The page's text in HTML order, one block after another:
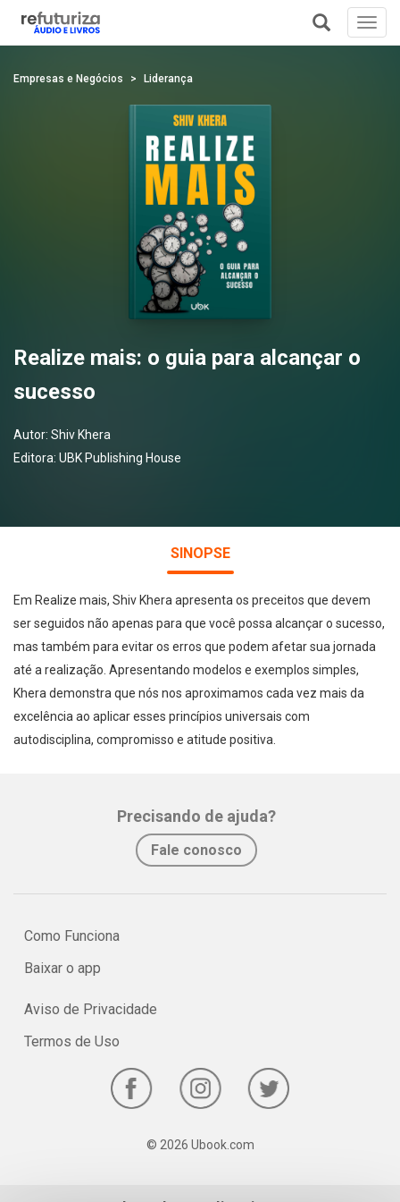
Empresas e Negócios Liderança
Realize mais: o guia para alcançar o
sucesso
Autor: Shiv Khera
Editora: UBK Publishing House
SINOPSE
Em Realize mais, Shiv Khera apresenta os preceitos que devem
ser seguidos não apenas para que você possa alcançar o sucesso,
mas também para evitar os erros que podem afetar sua jornada
até a realização. Apresentando modelos e exemplos simples,
Khera demonstra que nós nos aproximamos cada vez mais da
excelência ao aplicar esses princípios universais com
autodisciplina, compromisso e atitude positiva.
Precisando de ajuda?
Fale conosco
Como Funciona
Baixar o app
Aviso de Privacidade
Termos de Uso
© 2026 Ubook.com